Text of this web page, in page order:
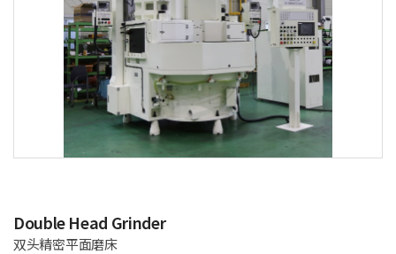
Double Head Grinder
双头精密平面磨床